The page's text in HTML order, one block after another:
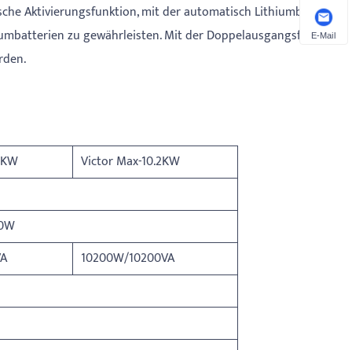
Aktivierungsfunktion, mit der automatisch Lithiumbatterien
zu gewährleisten. Mit der Doppelausgangsfunktion
Victor Max-10.2KW
10200W/10200VA
E-Mail